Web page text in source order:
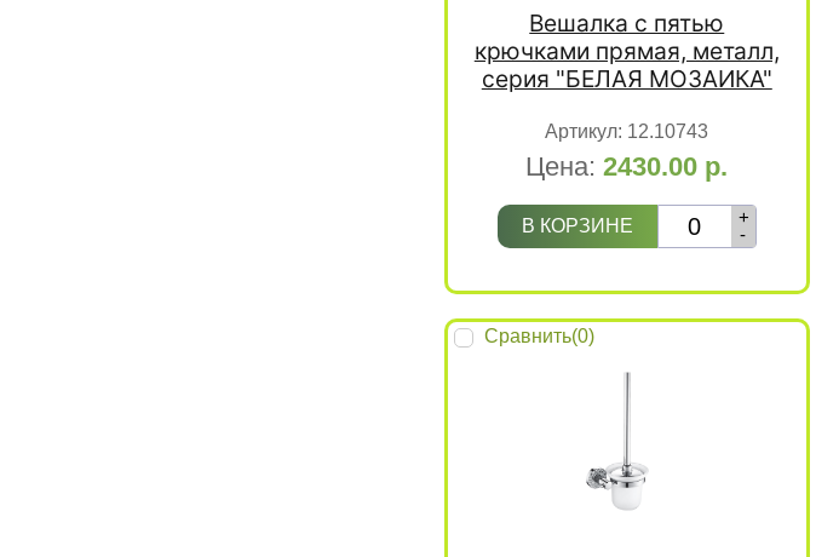
Вешалка с пятью
крючками прямая, металл,
серия "БЕЛАЯ МОЗАИКА"
Артикул: 12.10743
Цена:2430.00 р.
В КОРЗИНЕ -
+
Сравнить(0)